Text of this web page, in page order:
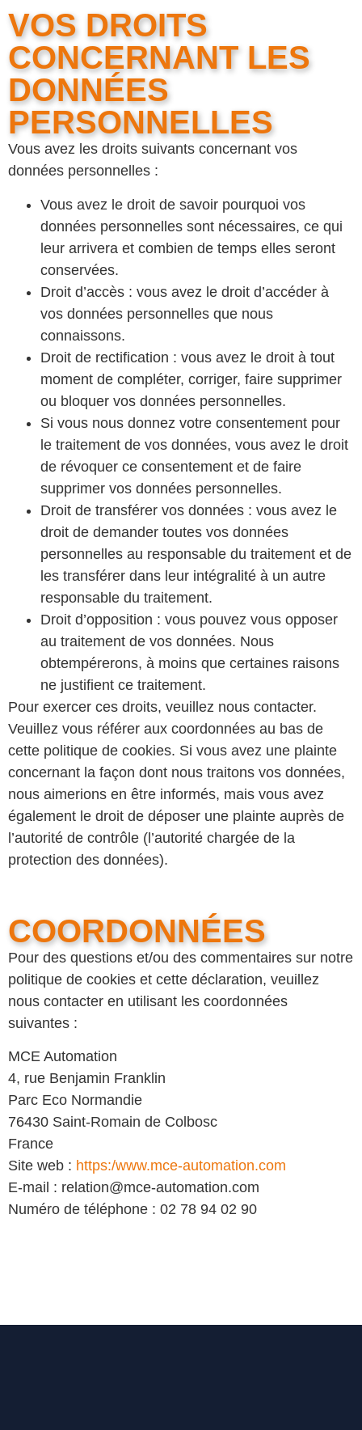
VOS DROITS
CONCERNANT LES
DONNÉES
PERSONNELLES
Vous avez les droits suivants concernant vos
données personnelles :
Vous avez le droit de savoir pourquoi vos
données personnelles sont nécessaires, ce qui
leur arrivera et combien de temps elles seront
conservées.
Droit d’accès : vous avez le droit d’accéder à
vos données personnelles que nous
connaissons.
Droit de rectification : vous avez le droit à tout
moment de compléter, corriger, faire supprimer
ou bloquer vos données personnelles.
Si vous nous donnez votre consentement pour
le traitement de vos données, vous avez le droit
de révoquer ce consentement et de faire
supprimer vos données personnelles.
Droit de transférer vos données : vous avez le
droit de demander toutes vos données
personnelles au responsable du traitement et de
les transférer dans leur intégralité à un autre
responsable du traitement.
Droit d’opposition : vous pouvez vous opposer
au traitement de vos données. Nous
obtempérerons, à moins que certaines raisons
ne justifient ce traitement.
Pour exercer ces droits, veuillez nous contacter.
Veuillez vous référer aux coordonnées au bas de
cette politique de cookies. Si vous avez une plainte
concernant la façon dont nous traitons vos données,
nous aimerions en être informés, mais vous avez
également le droit de déposer une plainte auprès de
l’autorité de contrôle (l’autorité chargée de la
protection des données).
COORDONNÉES
Pour des questions et/ou des commentaires sur notre
politique de cookies et cette déclaration, veuillez
nous contacter en utilisant les coordonnées
suivantes :
MCE Automation
4, rue Benjamin Franklin
Parc Eco Normandie
76430 Saint-Romain de Colbosc
France
Site web : https:/www.mce-automation.com
E-mail : relation@mce-automation.com
Numéro de téléphone : 02 78 94 02 90